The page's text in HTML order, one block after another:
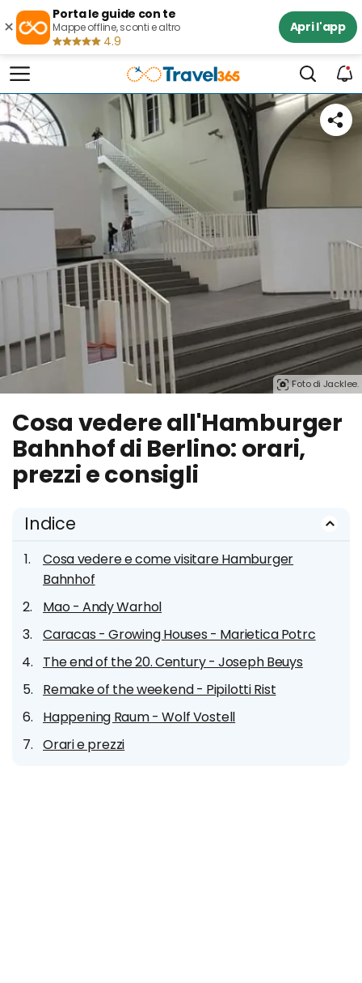
×
Porta le guide con te
Mappe offline, sconti e altro
4.9
Apri l'app
Foto di Jacklee.
Cosa vedere all'Hamburger
Bahnhof di Berlino: orari,
prezzi e consigli
Indice
Cosa vedere e come visitare Hamburger
Bahnhof
Mao - Andy Warhol
Caracas - Growing Houses - Marietica Potrc
The end of the 20. Century - Joseph Beuys
Remake of the weekend - Pipilotti Rist
Happening Raum - Wolf Vostell
Orari e prezzi